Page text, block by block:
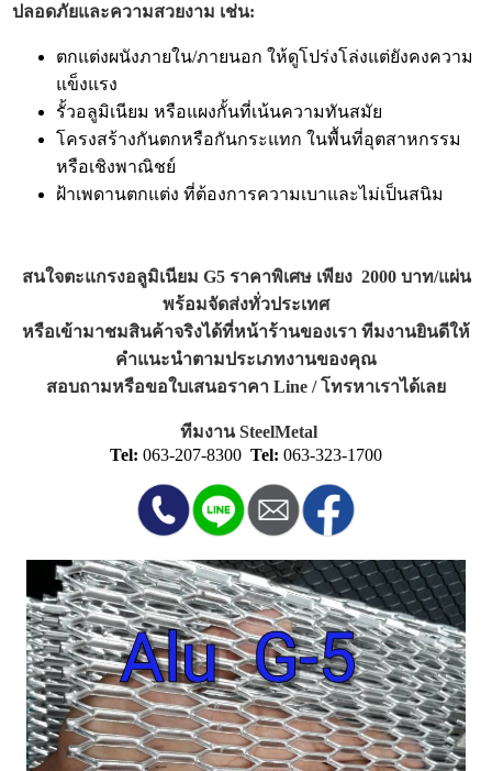
ปลอดภัยและความสวยงาม เช่น:
ตกแต่งผนังภายใน/ภายนอก ให้ดูโปร่งโล่งแต่ยังคงความ
แข็งแรง
รั้วอลูมิเนียม หรือแผงกั้นที่เน้นความทันสมัย
โครงสร้างกันตกหรือกันกระแทก ในพื้นที่อุตสาหกรรม
หรือเชิงพาณิชย์
ฝ้าเพดานตกแต่ง ที่ต้องการความเบาและไม่เป็นสนิม
สนใจตะแกรงอลูมิเนียม G5 ราคาพิเศษ เพียง 2000 บาท/แผ่น
พร้อมจัดส่งทั่วประเทศ
หรือเข้ามาชมสินค้าจริงได้ที่หน้าร้านของเรา ทีมงานยินดีให้
คำแนะนำตามประเภทงานของคุณ
สอบถามหรือขอใบเสนอราคา Line / โทรหาเราได้เลย
ทีมงาน SteelMetal
Tel: 063-207-8300 Tel: 063-323-1700